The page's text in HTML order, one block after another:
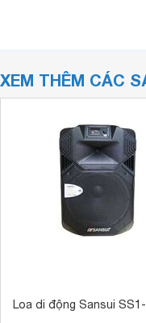
XEM THÊM CÁC
Loa di động Sansui